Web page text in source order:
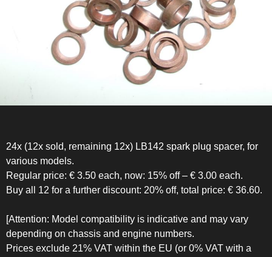
24x (12x sold, remaining 12x) LB142 spark plug spacer, for
various models.
Regular price: € 3.50 each, now: 15% off – € 3.00 each.
Buy all 12 for a further discount: 20% off, total price: € 36.60.
[Attention: Model compatibility is indicative and may vary
depending on chassis and engine numbers.
Prices exclude 21% VAT within the EU (or 0% VAT with a